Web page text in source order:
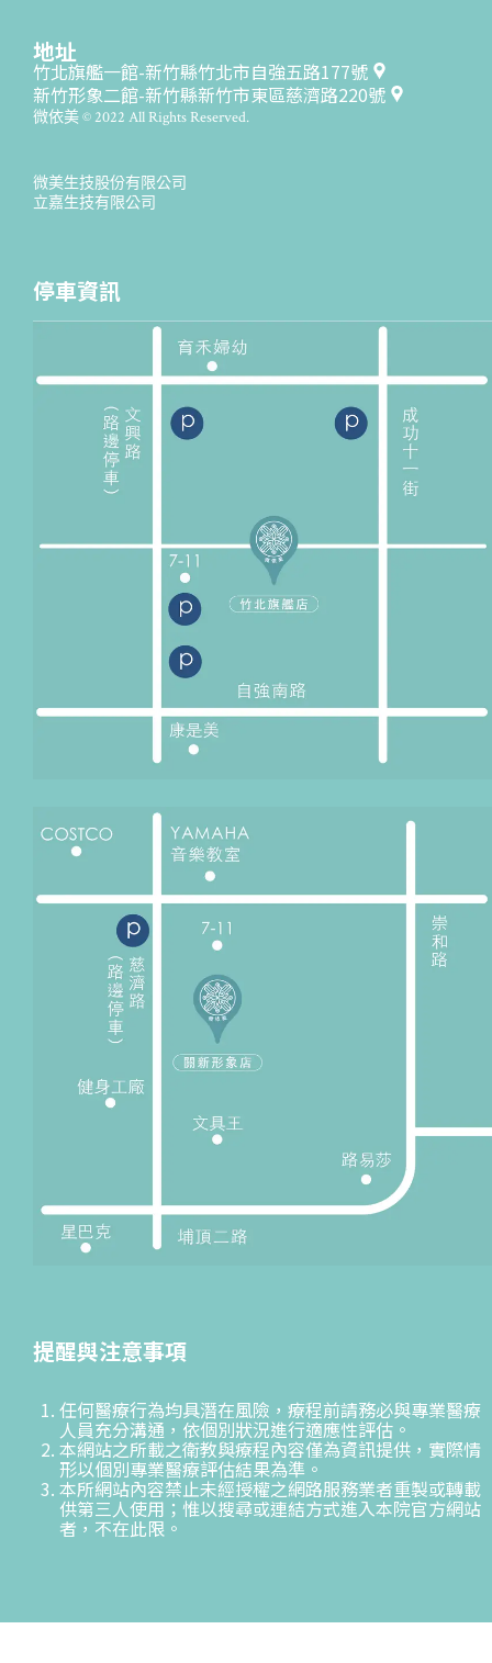
地址
竹北旗艦一館-新竹縣竹北市自強五路177號
新竹形象二館-新竹縣新竹市東區慈濟路220號
微依美 © 2022 All Rights Reserved.
微美生技股份有限公司
立嘉生技有限公司
停車資訊
提醒與注意事項
任何醫療行為均具潛在風險，療程前請務必與專業醫療
人員充分溝通，依個別狀況進行適應性評估。
本網站之所載之衛教與療程內容僅為資訊提供，實際情
形以個別專業醫療評估結果為準。
本所網站內容禁止未經授權之網路服務業者重製或轉載
供第三人使用；惟以搜尋或連結方式進入本院官方網站
者，不在此限。